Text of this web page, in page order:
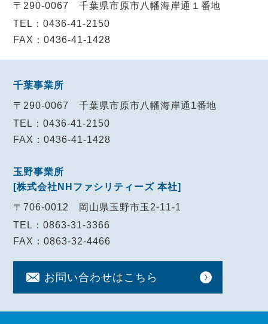
〒290-0067千葉県市原市八幡海岸通１番地
TEL：0436-41-2150
FAX：0436-41-1428
千葉事業所
〒290-0067千葉県市原市八幡海岸通1番地
TEL：0436-41-2150
FAX：0436-41-1428
玉野事業所
[株式会社NHファシリティーズ 本社]
〒706-0012
岡山県玉野市玉2-11-1
TEL：0863-31-3366
FAX：0863-32-4466
お問い合わせはこちら